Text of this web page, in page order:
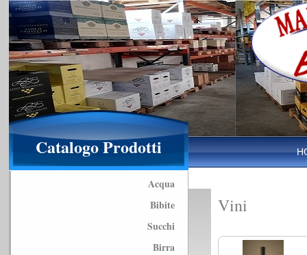
Catalogo Prodotti
Acqua
Bibite
Succhi
Birra
Vini